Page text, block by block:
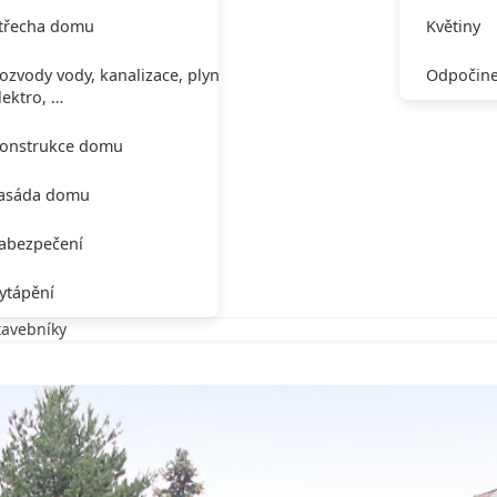
domu
vody, kanalizace, plynu,
…
domu
domu
Květiny